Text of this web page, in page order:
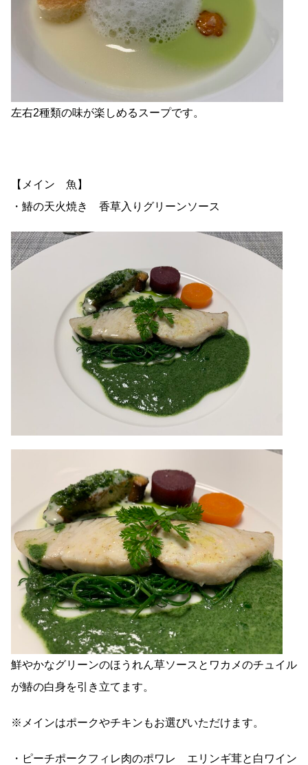
左右2種類の味が楽しめるスープです。
【メイン 魚】
・鰆の天火焼き 香草入りグリーンソース
鮮やかなグリーンのほうれん草ソースとワカメのチュイル
が鰆の白身を引き立てます。
※メインはポークやチキンもお選びいただけます。
・ピーチポークフィレ肉のポワレ エリンギ茸と白ワイン